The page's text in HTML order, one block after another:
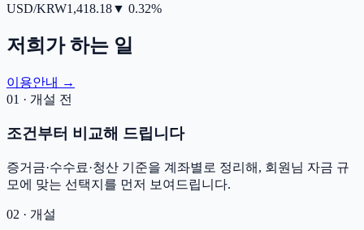
USD/KRW1,418.18▼ 0.32%
저희가 하는 일
이용안내 →
01 · 개설 전
조건부터 비교해 드립니다
증거금·수수료·청산 기준을 계좌별로 정리해, 회원님 자금 규
모에 맞는 선택지를 먼저 보여드립니다.
02 · 개설